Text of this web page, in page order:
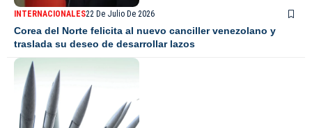
INTERNACIONALES22 De Julio De 2026
Corea del Norte felicita al nuevo canciller venezolano y
traslada su deseo de desarrollar lazos